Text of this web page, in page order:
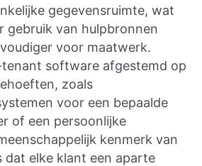
gegevensruimte, wat
gebruik van hulpbronnen
voor maatwerk.
software afgestemd op
zoals
voor een bepaalde
of een persoonlijke
kenmerk van
dat elke klant een aparte